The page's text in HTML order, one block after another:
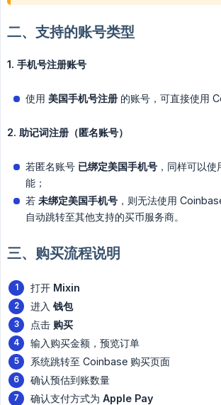
二、支持的账号类型
1. 手机号注册账号
使用 美国手机号注册 的账号，可直接使用
2. 助记词注册（匿名账号）
若匿名账号 已绑定美国手机号 ，同样可以
能；
若 未绑定美国手机号 ，则无法使用
自动跳转至其他支持的买币服务商。
三、购买流程说明
打开 Mixin
进入 钱包
点击 购买
输入购买金额，预览订单
系统跳转至 Coinbase 购买页面
确认预估到账数量
确认支付方式为 Apple Pay